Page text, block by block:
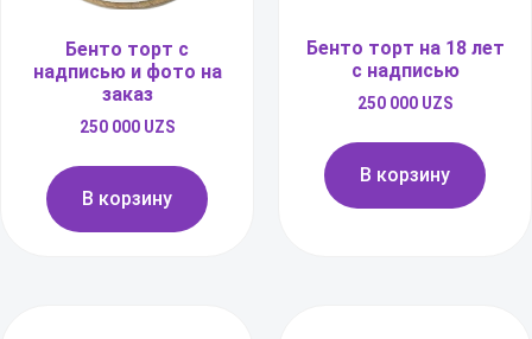
Бенто торт с
надписью и фото на
заказ
250 000 UZS
В корзину
Бенто торт на 18 лет
с надписью
250 000 UZS
В корзину